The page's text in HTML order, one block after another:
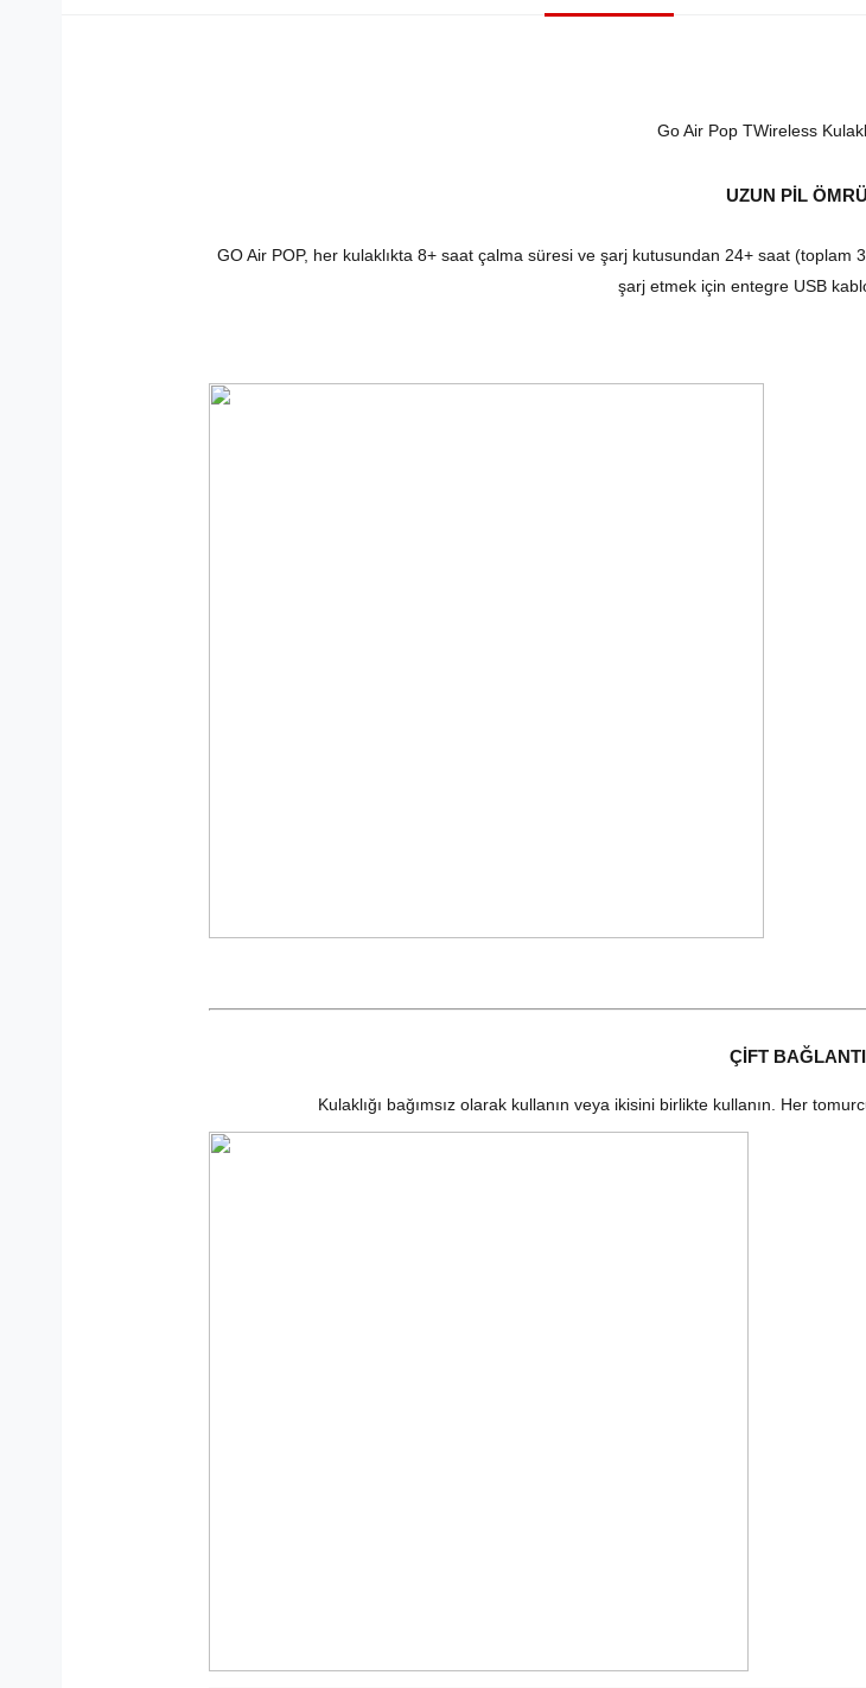
Go Air Pop TWireless
UZUN PİL ÖMRÜ
GO Air POP, her kulaklıkta 8+ saat çalma süresi ve şarj kutusundan 24+ saat
şarj etmek için entegre USB
ÇİFT BAĞLANTI
Kulaklığı bağımsız olarak kullanın veya ikisini birlikte kullanın. Her